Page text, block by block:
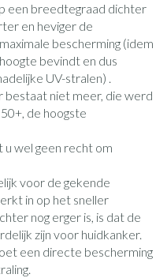
een breedtegraad dichter
en heviger de
bescherming (idem
bevindt en dus
UV-stralen) .
bestaat niet meer, die werd
de hoogste
u wel geen recht om
voor de gekende
in op het sneller
nog erger is, is dat de
zijn voor huidkanker.
een directe bescherming